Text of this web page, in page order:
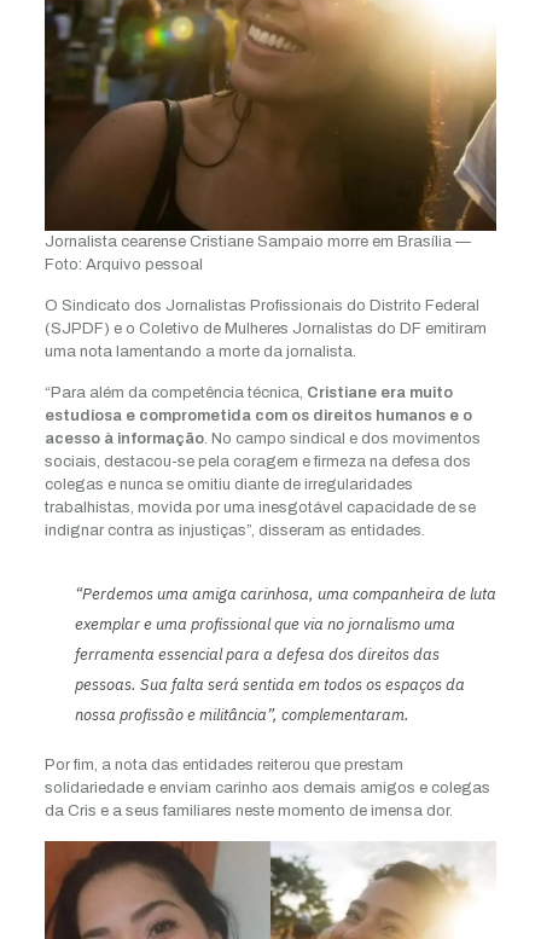
Jornalista cearense Cristiane Sampaio morre em Brasília —
Foto: Arquivo pessoal
O Sindicato dos Jornalistas Profissionais do Distrito Federal
(SJPDF) e o Coletivo de Mulheres Jornalistas do DF emitiram
uma nota lamentando a morte da jornalista.
“Para além da competência técnica, Cristiane era muito
estudiosa e comprometida com os direitos humanos e o
acesso à informação. No campo sindical e dos movimentos
sociais, destacou-se pela coragem e firmeza na defesa dos
colegas e nunca se omitiu diante de irregularidades
trabalhistas, movida por uma inesgotável capacidade de se
indignar contra as injustiças”, disseram as entidades.
“Perdemos uma amiga carinhosa, uma companheira de luta
exemplar e uma profissional que via no jornalismo uma
ferramenta essencial para a defesa dos direitos das
pessoas. Sua falta será sentida em todos os espaços da
nossa profissão e militância”, complementaram.
Por fim, a nota das entidades reiterou que prestam
solidariedade e enviam carinho aos demais amigos e colegas
da Cris e a seus familiares neste momento de imensa dor.